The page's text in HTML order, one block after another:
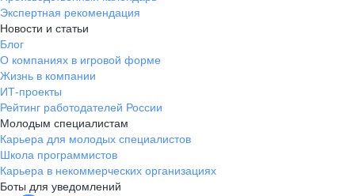
Экспертная рекомендация
Новости и статьи
Блог
О компаниях в игровой форме
Жизнь в компании
ИТ-проекты
Рейтинг работодателей России
Молодым специалистам
Карьера для молодых специалистов
Школа программистов
Карьера в некоммерческих организациях
Боты для уведомлений